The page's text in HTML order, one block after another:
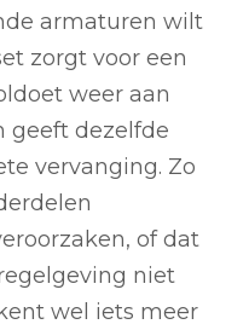
armaturen wilt
zorgt voor een
weer aan
geeft dezelfde
vervanging. Zo
of dat
niet
wel iets meer